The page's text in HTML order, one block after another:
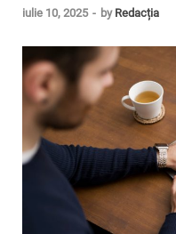
iulie 10, 2025 - by Redacția